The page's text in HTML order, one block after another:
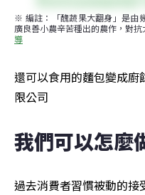
※ 編註：「醜蔬果大翻身」是由
廣良善小農辛苦種出的農作，對抗
導
還可以食用的麵包變成廚
限公司
我們可以怎麼
過去消費者習慣被動的